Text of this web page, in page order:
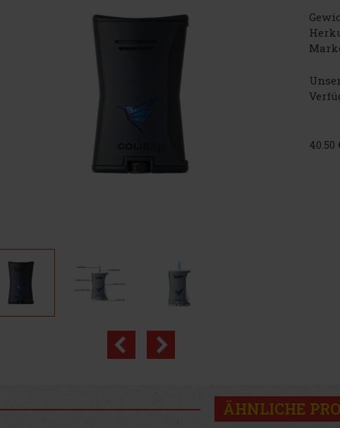
40.50
ÄHNLICHE